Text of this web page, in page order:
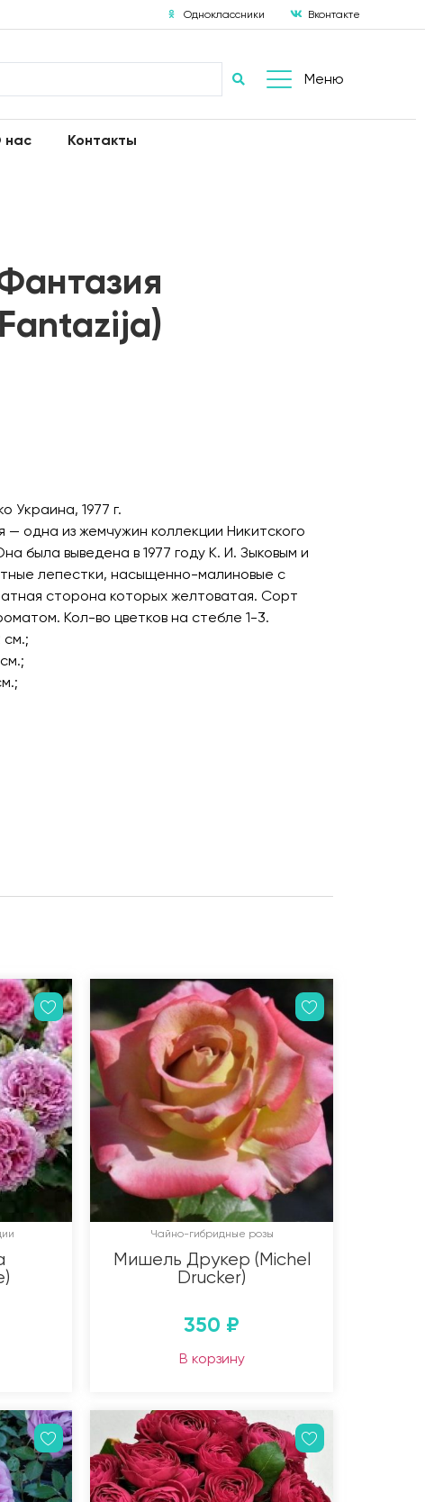
Одноклассники Вконтакте
Меню
нас Контакты
Украина, 1977 г.
— одна из жемчужин коллекции Никитского
была выведена в 1977 году К. И. Зыковым и
лепестки, насыщенно-малиновые с
сторона которых желтоватая. Сорт
Кол-во цветков на стебле 1-3.
см.;
Чайно-гибридные розы
Мишель Друкер (Michel
Drucker)
350 ₽
В корзину